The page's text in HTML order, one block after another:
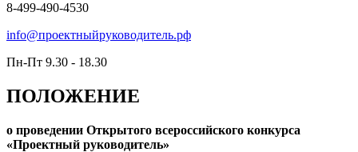
8-499-490-4530
info@проектныйруководитель.рф
Пн-Пт 9.30 - 18.30
ПОЛОЖЕНИЕ
о проведении Открытого всероссийского конкурса
«Проектный руководитель»